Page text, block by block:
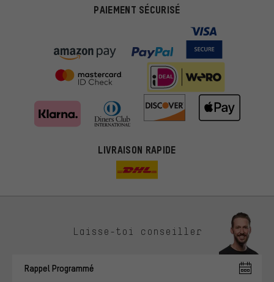
PAIEMENT SÉCURISÉ
LIVRAISON RAPIDE
Laisse-toi conseiller
Rappel Programmé
Des offres plus adaptées
Au lieu de pubs au hasard, nous afficherons des offres plus
intérêts et à te présenter des offres et des conseils sur mesure.